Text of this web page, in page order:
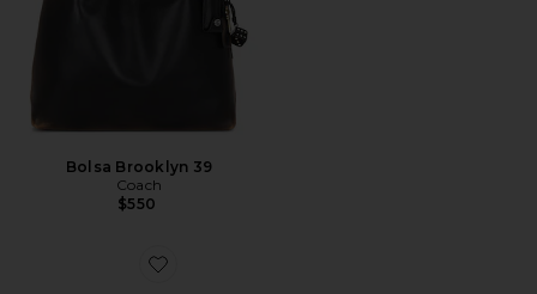
Bolsa Brooklyn 39
Coach
$550
Favorite Coastline Beach Bag